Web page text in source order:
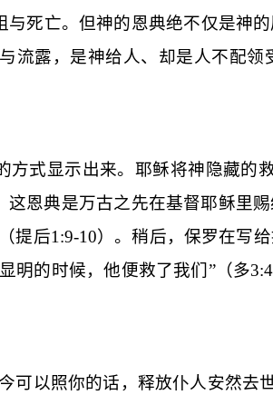
与死亡。但神的恩典绝不仅是神
流露，是神给人、却是人不配领
方式显示出来。耶稣将神隐藏的
恩典是万古之先在基督耶稣里
提后1:9-10）。稍后，保罗在写
明的时候，他便救了我们”（多
可以照你的话，释放仆人安然去